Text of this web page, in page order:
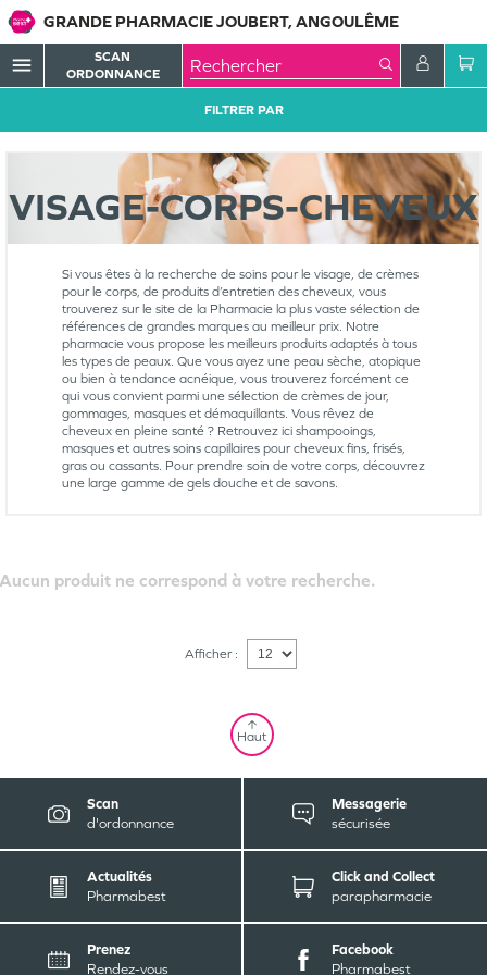
GRANDE PHARMACIE JOUBERT, ANGOULÊME
menu
SCAN
ORDONNANCE
FILTRER PAR
VISAGE-CORPS-CHEVEUX
Si vous êtes à la recherche de soins pour le visage, de crèmes
pour le corps, de produits d’entretien des cheveux, vous
trouverez sur le site de la Pharmacie la plus vaste sélection de
références de grandes marques au meilleur prix. Notre
pharmacie vous propose les meilleurs produits adaptés à tous
les types de peaux. Que vous ayez une peau sèche, atopique
ou bien à tendance acnéique, vous trouverez forcément ce
qui vous convient parmi une sélection de crèmes de jour,
gommages, masques et démaquillants. Vous rêvez de
cheveux en pleine santé ? Retrouvez ici shampooings,
masques et autres soins capillaires pour cheveux fins, frisés,
gras ou cassants. Pour prendre soin de votre corps, découvrez
une large gamme de gels douche et de savons.
Aucun produit ne correspond à votre recherche.
Afficher :
Haut
Scan
d'ordonnance
Messagerie
sécurisée
Actualités
Pharmabest
Click and Collect
parapharmacie
Prenez
Rendez-vous
Facebook
Pharmabest